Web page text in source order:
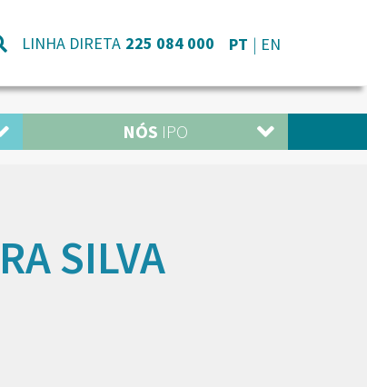
LINHA DIRETA 225 084 000 PT EN
NÓS IPO
SILVA